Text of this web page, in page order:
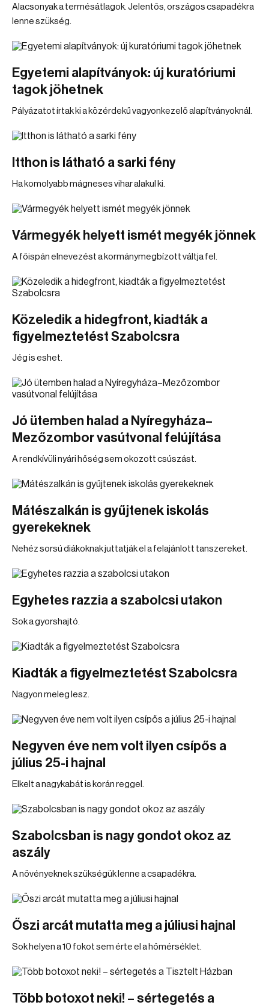
Alacsonyak a termésátlagok. Jelentős, országos csapadékra
lenne szükség.
Egyetemi alapítványok: új kuratóriumi
tagok jöhetnek
Pályázatot írtak ki a közérdekű vagyonkezelő alapítványoknál.
Itthon is látható a sarki fény
Ha komolyabb mágneses vihar alakul ki.
Vármegyék helyett ismét megyék jönnek
A főispán elnevezést a kormánymegbízott váltja fel.
Közeledik a hidegfront, kiadták a
figyelmeztetést Szabolcsra
Jég is eshet.
Jó ütemben halad a Nyíregyháza–
Mezőzombor vasútvonal felújítása
A rendkívüli nyári hőség sem okozott csúszást.
Mátészalkán is gyűjtenek iskolás
gyerekeknek
Nehéz sorsú diákoknak juttatják el a felajánlott tanszereket.
Egyhetes razzia a szabolcsi utakon
Sok a gyorshajtó.
Kiadták a figyelmeztetést Szabolcsra
Nagyon meleg lesz.
Negyven éve nem volt ilyen csípős a
július 25-i hajnal
Elkelt a nagykabát is korán reggel.
Szabolcsban is nagy gondot okoz az
aszály
A növényeknek szükségük lenne a csapadékra.
Őszi arcát mutatta meg a júliusi hajnal
Sok helyen a 10 fokot sem érte el a hőmérséklet.
Több botoxot neki! – sértegetés a